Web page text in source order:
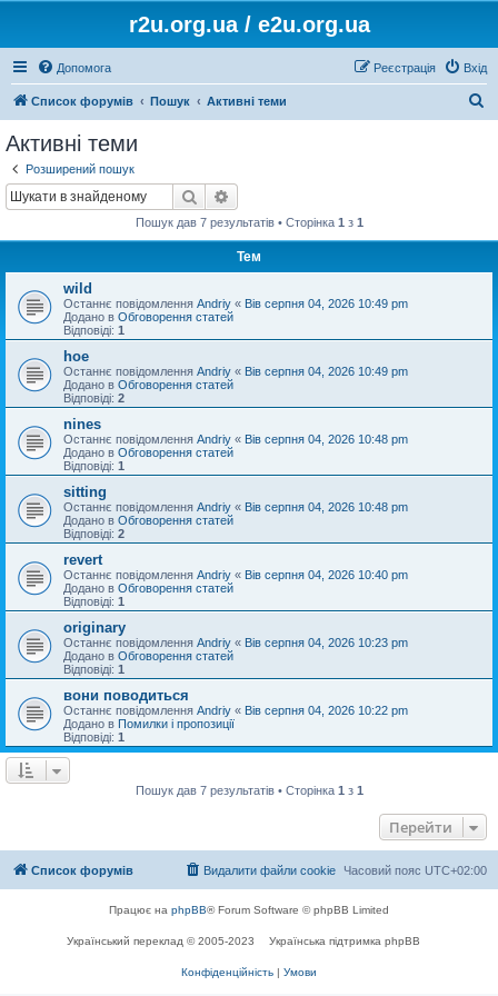
r2u.org.ua / e2u.org.ua
Допомога Вхід
Реєстрація
Список форумів Пошук Активні теми
Активні теми
Розширений пошук
Пошук
Пошук дав 7 результатів • Сторінка 1 з 1
Тем
wild
Останнє повідомлення Andriy « Вів серпня 04, 2026 10:49 pm
Додано в Обговорення статей
Відповіді: 1
hoe
Останнє повідомлення Andriy « Вів серпня 04, 2026 10:49 pm
Додано в Обговорення статей
Відповіді: 2
nines
Останнє повідомлення Andriy « Вів серпня 04, 2026 10:48 pm
Додано в Обговорення статей
Відповіді: 1
sitting
Останнє повідомлення Andriy « Вів серпня 04, 2026 10:48 pm
Додано в Обговорення статей
Відповіді: 2
revert
Останнє повідомлення Andriy « Вів серпня 04, 2026 10:40 pm
Додано в Обговорення статей
Відповіді: 1
originary
Останнє повідомлення Andriy « Вів серпня 04, 2026 10:23 pm
Додано в Обговорення статей
Відповіді: 1
вони поводиться
Останнє повідомлення Andriy « Вів серпня 04, 2026 10:22 pm
Додано в Помилки і пропозиції
Відповіді: 1
Пошук дав 7 результатів • Сторінка 1 з 1
Перейти
Список форумів Часовий пояс UTC+02:00
Видалити файли cookie
Працює на phpBB® Forum Software © phpBB Limited
Український переклад © 2005-2023 Українська підтримка phpBB
Конфіденційність | Умови